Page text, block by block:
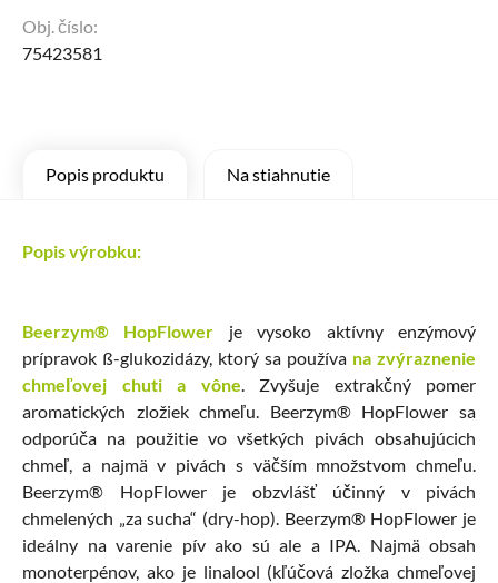
Obj. číslo:
75423581
Popis produktu Na stiahnutie
Popis výrobku:
Beerzym® HopFlower je vysoko aktívny enzýmový
prípravok ß-glukozidázy, ktorý sa používa na zvýraznenie
chmeľovej chuti a vône. Zvyšuje extrakčný pomer
aromatických zložiek chmeľu. Beerzym® HopFlower sa
odporúča na použitie vo všetkých pivách obsahujúcich
chmeľ, a najmä v pivách s väčším množstvom chmeľu.
Beerzym® HopFlower je obzvlášť účinný v pivách
chmelených „za sucha“ (dry-hop). Beerzym® HopFlower je
ideálny na varenie pív ako sú ale a IPA. Najmä obsah
monoterpénov, ako je linalool (kľúčová zložka chmeľovej